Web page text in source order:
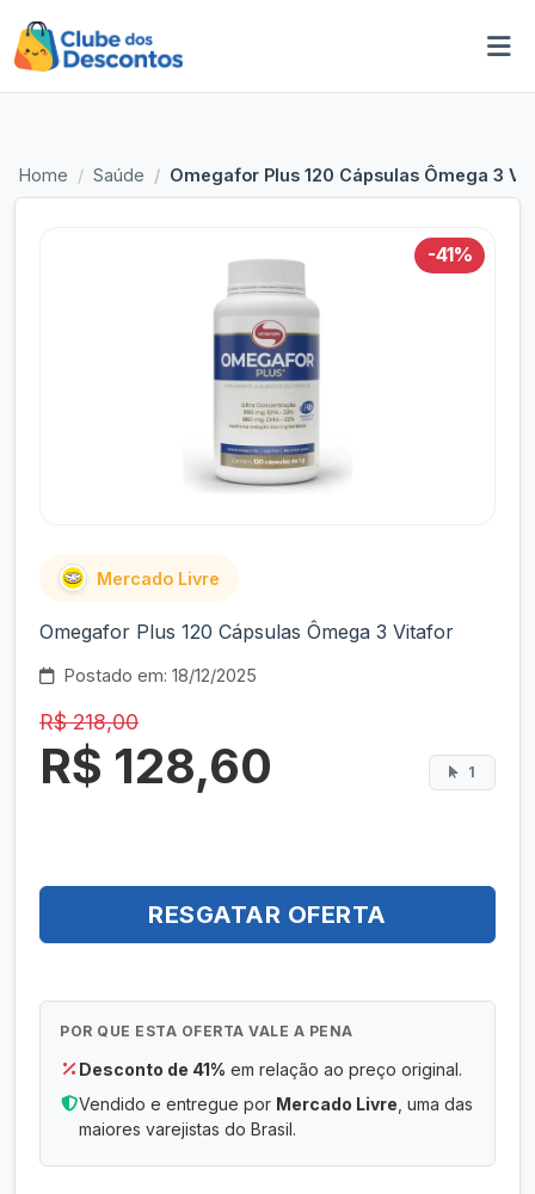
Home Saúde Omegafor Plus 120 Cápsulas Ômega 3
-41%
Mercado Livre
Omegafor Plus 120 Cápsulas Ômega 3 Vitafor
Postado em: 18/12/2025
R$ 218,00
R$ 128,60 1
RESGATAR OFERTA
POR QUE ESTA OFERTA VALE A PENA
Desconto de 41% em relação ao preço original.
Vendido e entregue por Mercado Livre , uma das
maiores varejistas do Brasil.